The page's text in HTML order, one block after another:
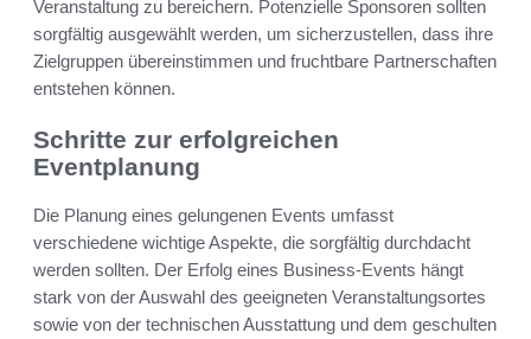
Veranstaltung zu bereichern. Potenzielle Sponsoren sollten
sorgfältig ausgewählt werden, um sicherzustellen, dass ihre
Zielgruppen übereinstimmen und fruchtbare Partnerschaften
entstehen können.
Schritte zur erfolgreichen
Eventplanung
Die Planung eines gelungenen Events umfasst
verschiedene wichtige Aspekte, die sorgfältig durchdacht
werden sollten. Der Erfolg eines Business-Events hängt
stark von der Auswahl des geeigneten Veranstaltungsortes
sowie von der technischen Ausstattung und dem geschulten